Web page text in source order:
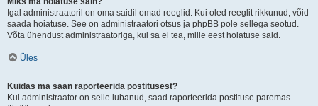
Igal administraatoril on oma saidil omad reeglid. Kui oled reeglit rikkunud, võid
saada hoiatuse. See on administraatori otsus ja phpBB pole sellega seotud.
Võta ühendust administraatoriga, kui sa ei tea, mille eest hoiatuse said.
Üles
Kuidas ma saan raporteerida postitusest?
Kui administraator on selle lubanud, saad raporteerida postituse paremas